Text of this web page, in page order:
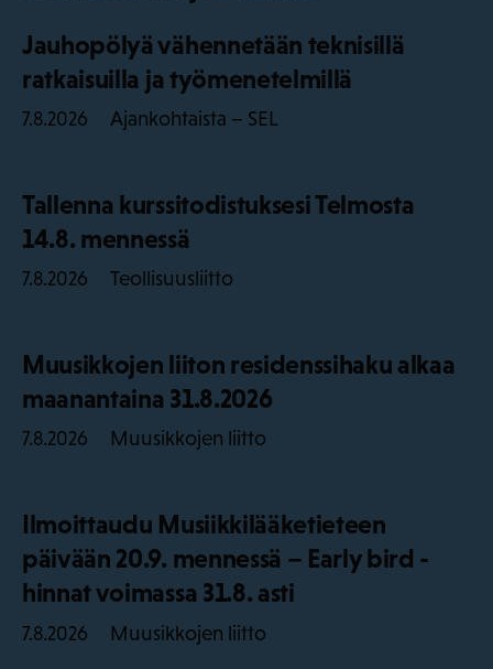
Jauhopölyä vähennetään teknisillä
ratkaisuilla ja työmenetelmillä
7.8.2026 Ajankohtaista – SEL
Tallenna kurssitodistuksesi Telmosta
14.8. mennessä
7.8.2026 Teollisuusliitto
Muusikkojen liiton residenssihaku alkaa
maanantaina 31.8.2026
7.8.2026 Muusikkojen liitto
Ilmoittaudu Musiikkilääketieteen
päivään 20.9. mennessä – Early bird -
hinnat voimassa 31.8. asti
7.8.2026 Muusikkojen liitto